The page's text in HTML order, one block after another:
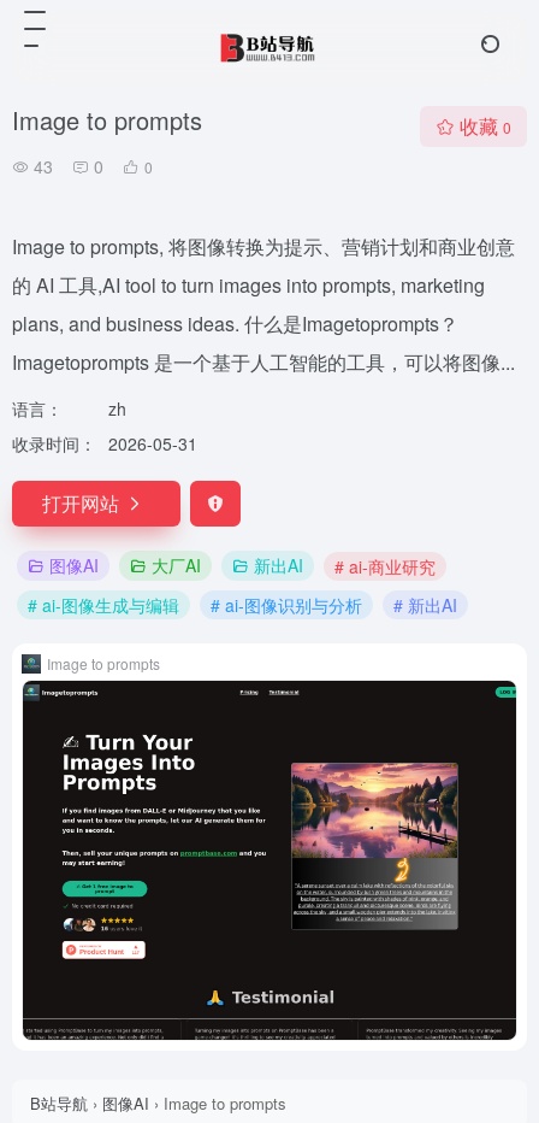
Image to prompts
43 0 0
收藏 0
Image to prompts, 将图像转换为提示、营销计划和商业创意
的 AI 工具,AI tool to turn images into prompts, marketing
plans, and business ideas. 什么是Imagetoprompts？
Imagetoprompts 是一个基于人工智能的工具，可以将图像...
语言：
zh
收录时间：
2026-05-31
打开网站
图像AI 大厂AI 新出AI
# ai-商业研究
# ai-图像生成与编辑
# ai-图像识别与分析 # 新出AI
Image to prompts
B站导航 › 图像AI › Image to prompts